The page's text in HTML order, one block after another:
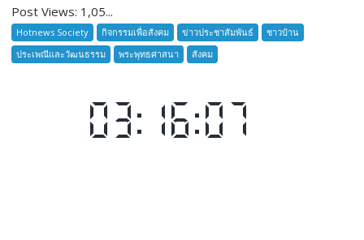
เสือ
ชาว
บ้าน
เปิด
รับ
Post Views: 1,05...
Hotnews Society กิจกรรมเพื่อสังคม ข่าวประชาสัมพันธ์
ชาวบ้าน
ประเพณีและวัฒนธรรม
พระพุทธศาสนา สังคม